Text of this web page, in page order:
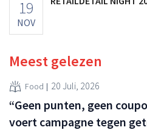
19
NOV
Meest gelezen
Food 20 Juli, 2026
“Geen punten, geen
voert campagne tegen